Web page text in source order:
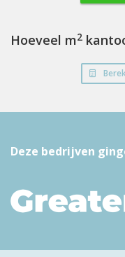
Hoeveel m2
Deze bedrijven